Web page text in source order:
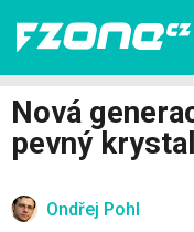
VIDEA
SERIÁLY
KATEGORIE
CHYTRÁ MĚSTA
ŽIVOT
FINTECH
Facebook
Twitter
Nová
pevný
Ondřej Pohl